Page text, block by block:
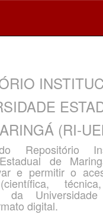
(RI-
Repositório
de
e permitir o
da
digital.